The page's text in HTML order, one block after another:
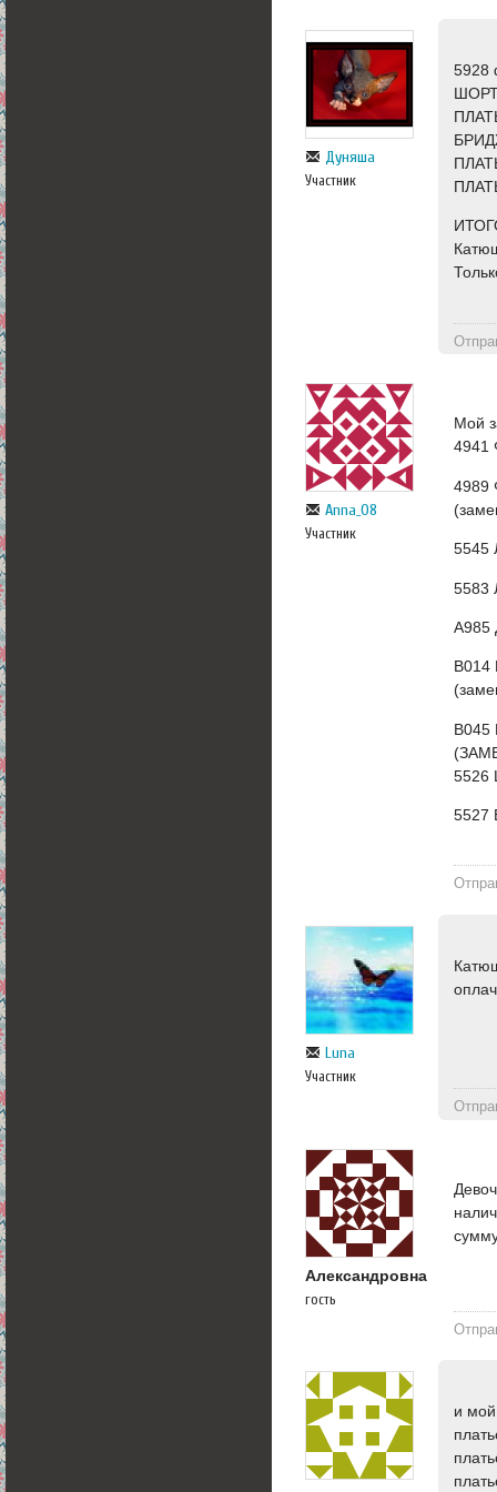
Дуняша
Участник
5928
Anna_08
Участник
Мой
4989
5583
Luna
Участник
Александровна
гость
и мой